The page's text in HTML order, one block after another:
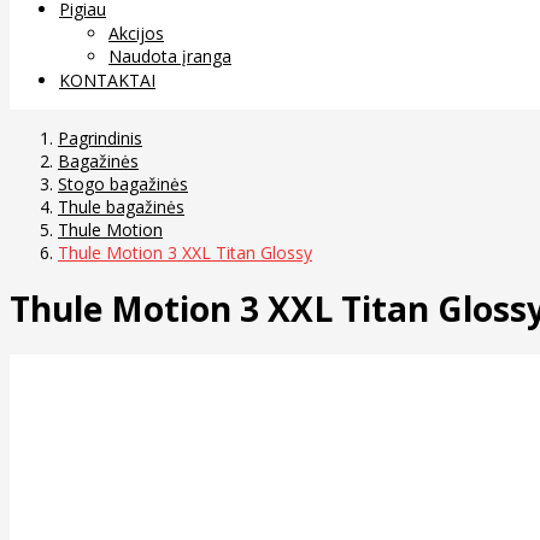
Pigiau
Akcijos
Naudota įranga
KONTAKTAI
Pagrindinis
Bagažinės
Stogo bagažinės
Thule bagažinės
Thule Motion
Thule Motion 3 XXL Titan Glossy
Thule Motion 3 XXL Titan